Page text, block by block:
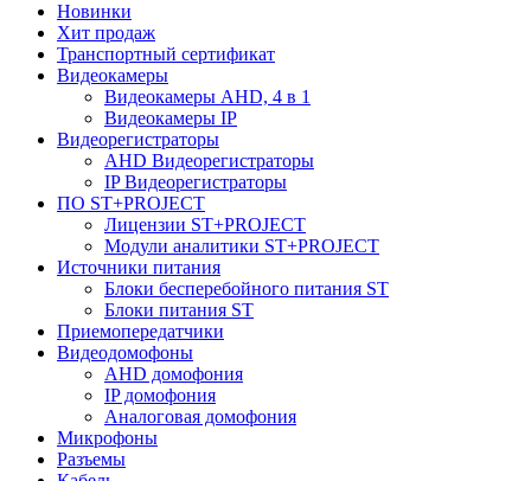
Новинки
Хит продаж
Транспортный сертификат
Видеокамеры
Видеокамеры AHD, 4 в 1
Видеокамеры IP
Видеорегистраторы
AHD Видеорегистраторы
IP Видеорегистраторы
ПО ST+PROJECT
Лицензии ST+PROJECT
Модули аналитики ST+PROJECT
Источники питания
Блоки бесперебойного питания ST
Блоки питания ST
Приемопередатчики
Видеодомофоны
AHD домофония
IP домофония
Аналоговая домофония
Микрофоны
Разъемы